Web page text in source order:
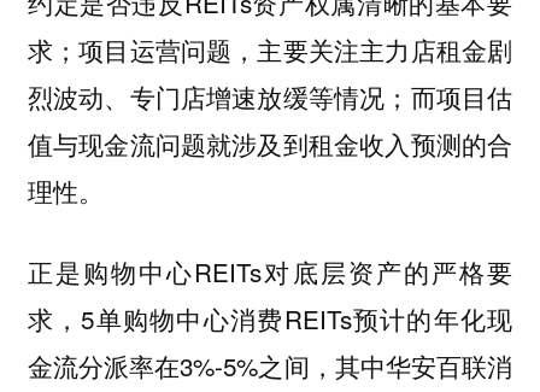
求；项目运营问题，主要关注主力店租金剧
烈波动、专门店增速放缓等情况；而项目估
值与现金流问题就涉及到租金收入预测的合
理性。
正是购物中心REITs对底层资产的严格要
求，5单购物中心消费REITs预计的年化现
金流分派率在3%-5%之间，其中华安百联消